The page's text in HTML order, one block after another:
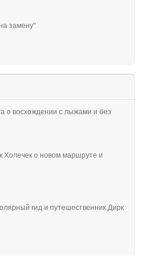
замену"
о восхождении с лыжами и без
Холечек о новом маршруте и
гид и путешественник Дирк